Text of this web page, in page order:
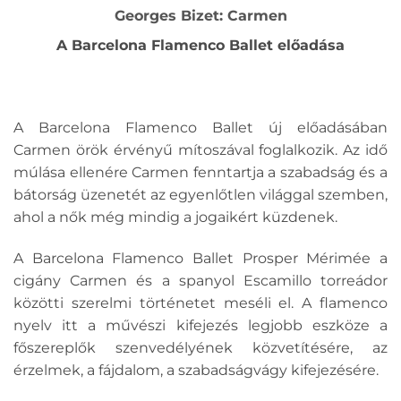
Georges Bizet: Carmen
A Barcelona Flamenco Ballet előadása
A Barcelona Flamenco Ballet új előadásában
Carmen örök érvényű mítoszával foglalkozik. Az idő
múlása ellenére Carmen fenntartja a szabadság és a
bátorság üzenetét az egyenlőtlen világgal szemben,
ahol a nők még mindig a jogaikért küzdenek.
A Barcelona Flamenco Ballet Prosper Mérimée a
cigány Carmen és a spanyol Escamillo torreádor
közötti szerelmi történetet meséli el. A flamenco
nyelv itt a művészi kifejezés legjobb eszköze a
főszereplők szenvedélyének közvetítésére, az
érzelmek, a fájdalom, a szabadságvágy kifejezésére.